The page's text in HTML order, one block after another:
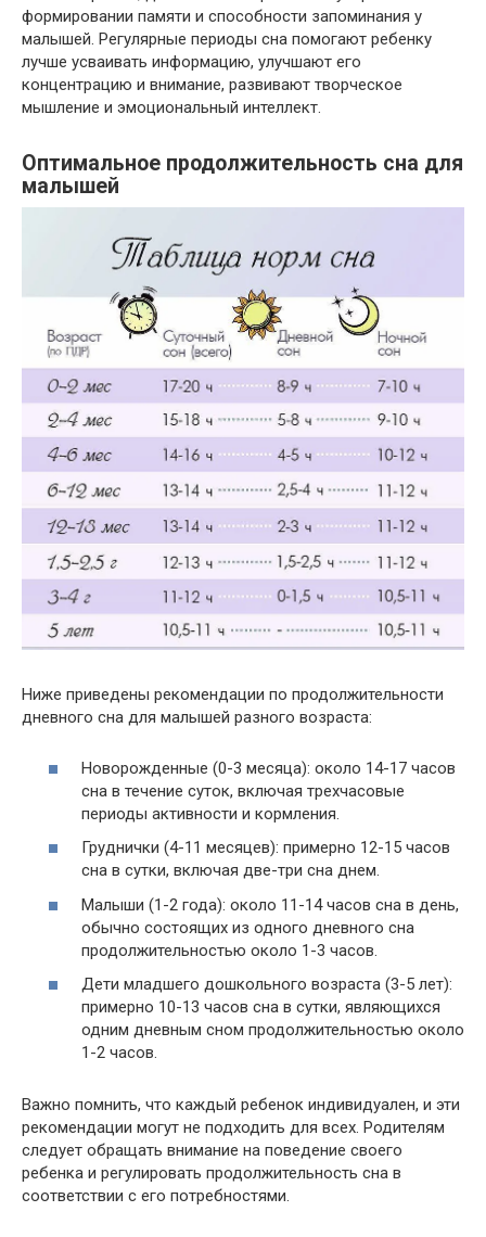
формировании памяти и способности запоминания у
малышей. Регулярные периоды сна помогают ребенку
лучше усваивать информацию, улучшают его
концентрацию и внимание, развивают творческое
мышление и эмоциональный интеллект.
Оптимальное продолжительность сна для
малышей
Ниже приведены рекомендации по продолжительности
дневного сна для малышей разного возраста:
Новорожденные (0-3 месяца): около 14-17 часов
сна в течение суток, включая трехчасовые
периоды активности и кормления.
Груднички (4-11 месяцев): примерно 12-15 часов
сна в сутки, включая две-три сна днем.
Малыши (1-2 года): около 11-14 часов сна в день,
обычно состоящих из одного дневного сна
продолжительностью около 1-3 часов.
Дети младшего дошкольного возраста (3-5 лет):
примерно 10-13 часов сна в сутки, являющихся
одним дневным сном продолжительностью около
1-2 часов.
Важно помнить, что каждый ребенок индивидуален, и эти
рекомендации могут не подходить для всех. Родителям
следует обращать внимание на поведение своего
ребенка и регулировать продолжительность сна в
соответствии с его потребностями.